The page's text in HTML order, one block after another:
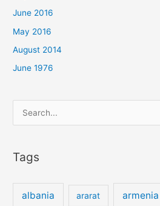
June 2016
May 2016
August 2014
June 1976
for:
Tags
albania ararat armenia